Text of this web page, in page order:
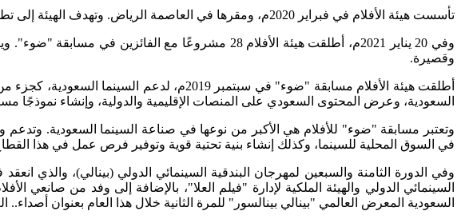
تأسست هيئة الأفلام في فبراير 2020م، ومقرها في العاصمة الرياض. وتهدف الهيئة إلى تطوير قطاع الأفلام وبيئة الإنتاج في المملكة العربية السعودية، بالإضافة إلى تحفيز صناع الأفلام السعوديين وتمكينهم.
وقصيرة.
السعودية، وعرض المحتوى السعودي على المنصات الإقليمية والدولية، وإنشاء نموذجًا
وتعتبر مسابقة "ضوء" للأفلام هي الأكبر من نوعها في صناعة السينما السعودية. وتدعم
في السوق المحلية للسينما، وكذلك إنشاء بنية تحتية قوية وتوفير فرص عمل في هذا
السينمائي الدولي والهيئة الملكية لإدارة "فيلم العلا"، بالإضافة إلى وفد من صانعي
السعودية المعرض العالمي "بينالي بينالسور" للمرة الثانية خلال هذا العام بعنوان أصداء..